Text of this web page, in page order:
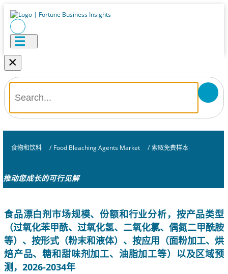
×
食物和饮料 / Food Bleaching Agents Market / 索取免费样本
推动您成长的可行见解
食品漂白剂市场规模、份额和行业分析，按产品类型
（过氧化苯甲酰、过氧化氢、二氧化氯、偶氮二甲酰胺
等）、按形式（粉末和液体）、按应用（面粉加工、烘
焙产品、糖和甜味剂加工、油脂加工等）以及区域预
测，2026-2034年